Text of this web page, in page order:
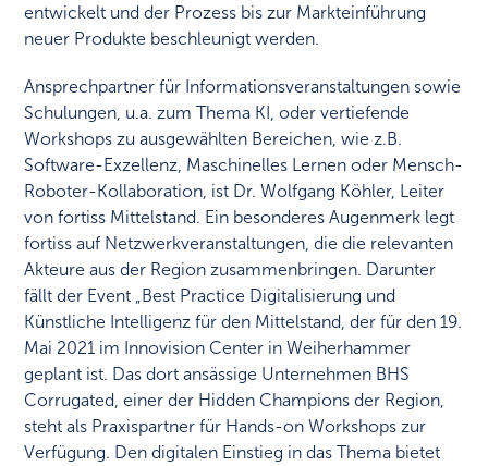
entwickelt und der Prozess bis zur Markteinführung
neuer Produkte beschleunigt werden.
Ansprechpartner für Informationsveranstaltungen sowie
Schulungen, u.a. zum Thema KI, oder vertiefende
Workshops zu ausgewählten Bereichen, wie z.B.
Software-Exzellenz, Maschinelles Lernen oder Mensch-
Roboter-Kollaboration, ist Dr. Wolfgang Köhler, Leiter
von fortiss Mittelstand. Ein besonderes Augenmerk legt
fortiss auf Netzwerkveranstaltungen, die die relevanten
Akteure aus der Region zusammenbringen. Darunter
fällt der Event „Best Practice Digitalisierung und
Künstliche Intelligenz für den Mittelstand, der für den 19.
Mai 2021 im Innovision Center in Weiherhammer
geplant ist. Das dort ansässige Unternehmen BHS
Corrugated, einer der Hidden Champions der Region,
steht als Praxispartner für Hands-on Workshops zur
Verfügung. Den digitalen Einstieg in das Thema bietet